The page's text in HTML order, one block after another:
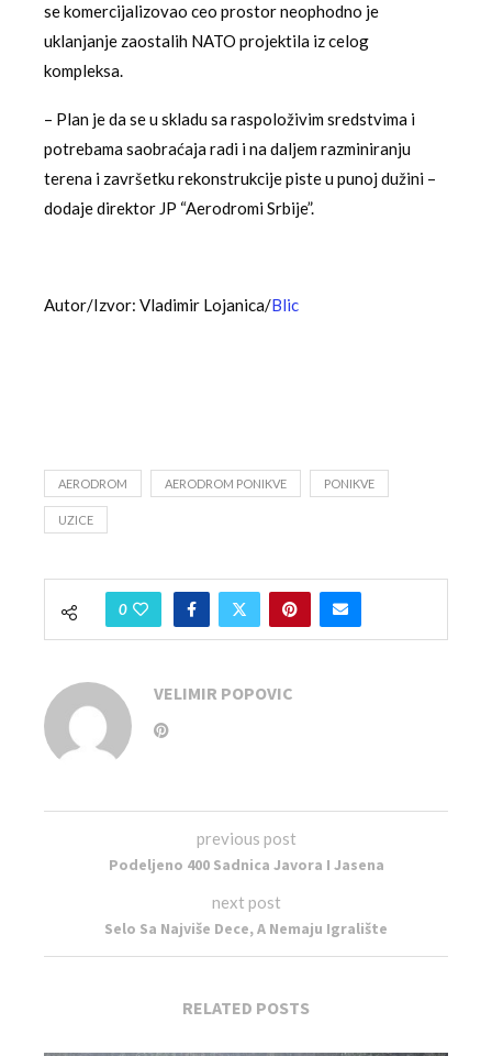
se komercijalizovao ceo prostor neophodno je
uklanjanje zaostalih NATO projektila iz celog
kompleksa.
– Plan je da se u skladu sa raspoloživim sredstvima i
potrebama saobraćaja radi i na daljem razminiranju
terena i završetku rekonstrukcije piste u punoj dužini –
dodaje direktor JP “Aerodromi Srbije”.
Autor/Izvor: Vladimir Lojanica/Blic
AERODROM AERODROM PONIKVE PONIKVE
UZICE
0
VELIMIR POPOVIC
previous post
Podeljeno 400 Sadnica Javora I Jasena
next post
Selo Sa Najviše Dece, A Nemaju Igralište
RELATED POSTS